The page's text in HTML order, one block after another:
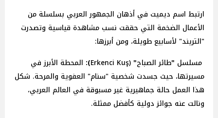
ارتبط اسم ديميت في أذهان الجمهور العربي بسلسلة من
الأعمال الضخمة التي حققت نسب مشاهدة قياسية وتصدرت
"التريند" لأسابيع طويلة، ومن أبرزها:
مسلسل "طائر الصباح"
(Erkenci Kuş
): المحطة الأبرز في
مسيرتها، حيث جسدت شخصية "سنام" العفوية والمرحة. شكل
هذا العمل حالة جماهيرية غير مسبوقة في العالم العربي،
ونالت عنه جوائز دولية كأفضل ممثلة.